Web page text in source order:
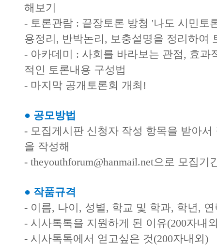
해보기
- 토론관람 : 끝장토론 방청 '나도 시민토
용정리, 반박논리, 보충설명을 정리하여
- 아카데미 : 사회를 바라보는 관점, 효과
적인 토론내용 구성법
- 마지막 공개토론회 개최!
● 공모방법
- 모집게시판 신청자 작성 항목을 받아서
을 작성해
- theyouthforum@hanmail.net으로 모집
● 작품규격
- 이름, 나이, 성별, 학교 및 학과, 학년,
- 시사톡톡을 지원하게 된 이유(200자내
- 시사톡톡에서 얻고싶은 것(200자내외)